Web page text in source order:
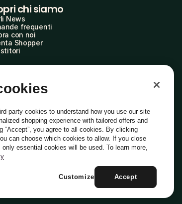
chi siamo
News
frequenti
con noi
Shopper
Italiano
party cookies to understand how you use our site
shopping experience with tailored offers and
“Accept”, you agree to all cookies. By clicking
can choose which cookies to allow. If you close
only essential cookies will be used. To learn more,
Accept
Customize